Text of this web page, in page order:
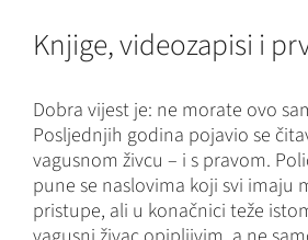
Knjige, videozapisi i
Dobra vijest je: ne morate ovo
Posljednjih godina pojavio se
vagusnom živcu – i s pravom.
pune se naslovima koji svi imaju
pristupe, ali u konačnici teže